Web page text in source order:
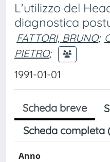
L'utilizzo del
diagnostica
FATTORI, BRUNO;
PIETRO;
1991-01-01
Scheda breve
Scheda completa
Anno